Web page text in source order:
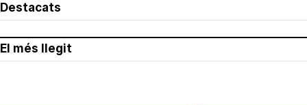
Destacats
El més llegit